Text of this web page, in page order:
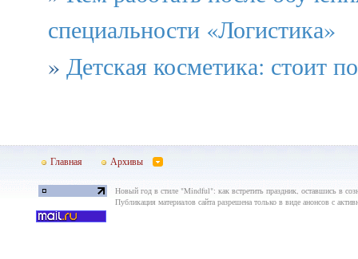
специальности «Логистика»
» Детская косметика: стоит
Главная Архивы
Новый год в стиле "Mindful": как встретить праздник, оставшись в
Публикация материалов сайта разрешена только в виде анонсов с